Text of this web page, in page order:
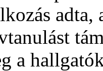
adta,
a